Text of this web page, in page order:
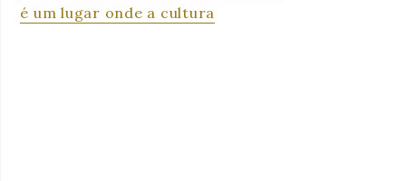
é um lugar onde a cultura